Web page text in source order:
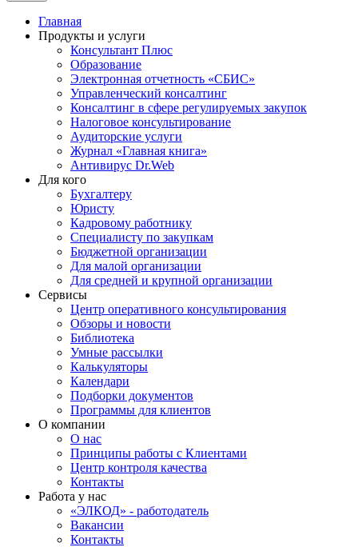
Главная
Продукты и услуги
Консультант Плюс
Образование
Электронная отчетность «СБИС»
Управленческий консалтинг
Консалтинг в сфере регулируемых закупок
Налоговое консультирование
Аудиторские услуги
Журнал «Главная книга»
Антивирус Dr.Web
Для кого
Бухгалтеру
Юристу
Кадровому работнику
Специалисту по закупкам
Бюджетной организации
Для малой организации
Для средней и крупной организации
Сервисы
Центр оперативного консультирования
Обзоры и новости
Библиотека
Умные рассылки
Калькуляторы
Календари
Подборки документов
Программы для клиентов
О компании
О нас
Принципы работы с Клиентами
Центр контроля качества
Контакты
Работа у нас
«ЭЛКОД» - работодатель
Вакансии
Контакты